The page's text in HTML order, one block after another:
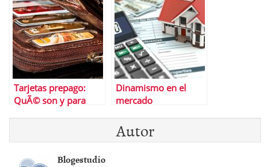
Tarjetas prepago:
QuÃ© son y para
Dinamismo en el
mercado
repunte de la
compraventa de
Autor
Blogestudio